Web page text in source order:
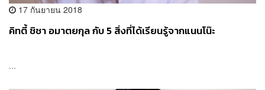
17 กันยายน 2018
คิทตี้ ชิชา อมาตยกุล กับ 5 สิ่งที่ได้เรียนรู้จากแนนโน๊ะ
...